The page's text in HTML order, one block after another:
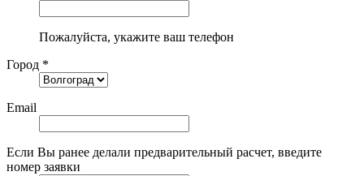
Пожалуйста, укажите ваш телефон
Город *
Email
Если Вы ранее делали предварительный расчет, введите
номер заявки